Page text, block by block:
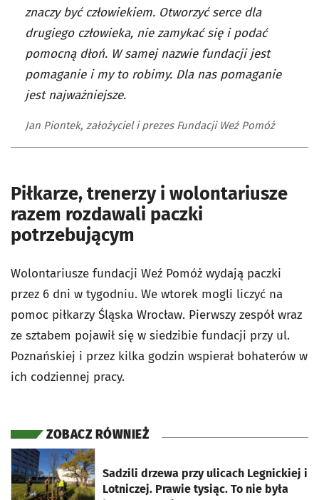
znaczy być człowiekiem. Otworzyć serce dla
drugiego człowieka, nie zamykać się i podać
pomocną dłoń. W samej nazwie fundacji jest
pomaganie i my to robimy. Dla nas pomaganie
jest najważniejsze.
Jan Piontek, założyciel i prezes Fundacji Weź Pomóż
Piłkarze, trenerzy i wolontariusze
razem rozdawali paczki
potrzebującym
Wolontariusze fundacji Weź Pomóż wydają paczki
przez 6 dni w tygodniu. We wtorek mogli liczyć na
pomoc piłkarzy Śląska Wrocław. Pierwszy zespół wraz
ze sztabem pojawił się w siedzibie fundacji przy ul.
Poznańskiej i przez kilka godzin wspierał bohaterów w
ich codziennej pracy.
ZOBACZ RÓWNIEŻ
Sadzili drzewa przy ulicach Legnickiej i
Lotniczej. Prawie tysiąc. To nie była
otworzy się w nowej karcie